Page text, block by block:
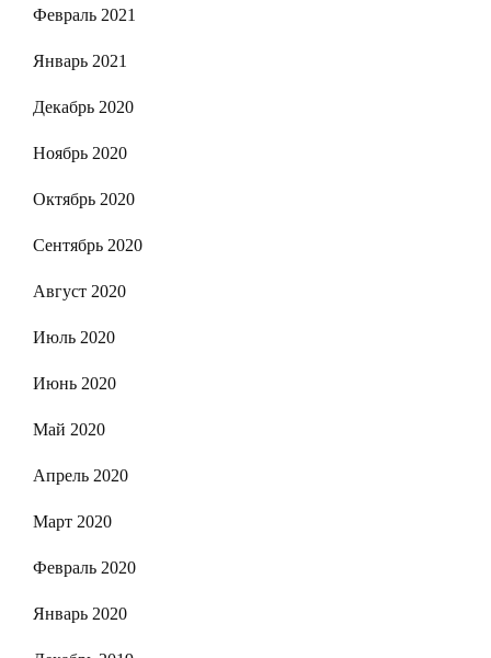
Февраль 2021
Январь 2021
Декабрь 2020
Ноябрь 2020
Октябрь 2020
Сентябрь 2020
Август 2020
Июль 2020
Июнь 2020
Май 2020
Апрель 2020
Март 2020
Февраль 2020
Январь 2020